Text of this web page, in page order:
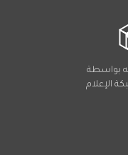
بواسطة
الإعلام